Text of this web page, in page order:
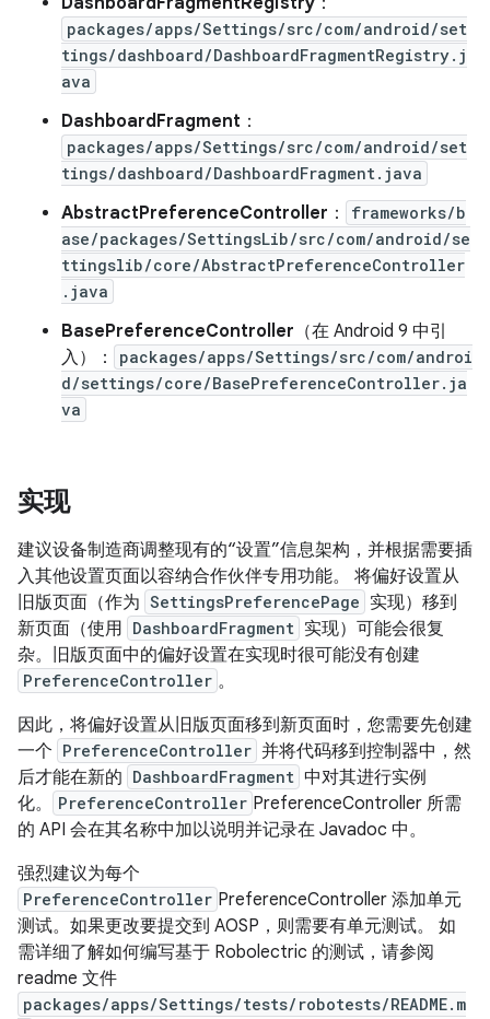
packages/apps/Settings/src/com/android/set
tings/dashboard/DashboardFragmentRegistry.j
ava
DashboardFragment ：
packages/apps/Settings/src/com/android/set
tings/dashboard/DashboardFragment.java
AbstractPreferenceController ：
frameworks/b
ase/packages/SettingsLib/src/com/android/se
ttingslib/core/AbstractPreferenceController
.java
BasePreferenceController （在 Android 9 中引
入）：
packages/apps/Settings/src/com/androi
d/settings/core/BasePreferenceController.ja
va
实现
建议设备制造商调整现有的“设置”信息架构，并根据需要插
入其他设置页面以容纳合作伙伴专用功能。 将偏好设置从
旧版页面（作为 SettingsPreferencePage 实现）移到
新页面（使用 DashboardFragment 实现）可能会很复
杂。旧版页面中的偏好设置在实现时很可能没有创建
PreferenceController 。
因此，将偏好设置从旧版页面移到新页面时，您需要先创建
一个 PreferenceController 并将代码移到控制器中，然
后才能在新的 DashboardFragment 中对其进行实例
化。
PreferenceController PreferenceController 所需
的 API 会在其名称中加以说明并记录在 Javadoc 中。
强烈建议为每个
PreferenceController PreferenceController 添加单元
测试。如果更改要提交到 AOSP，则需要有单元测试。 如
需详细了解如何编写基于 Robolectric 的测试，请参阅
readme 文件
packages/apps/Settings/tests/robotests/README.m